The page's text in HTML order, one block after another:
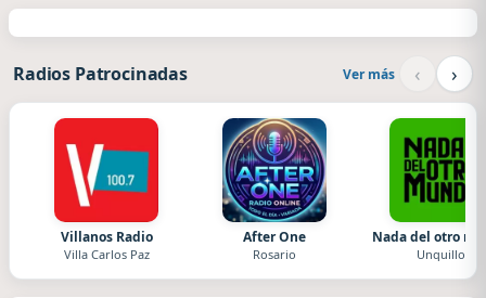
Radios Patrocinadas Ver más ‹ ›
Villanos Radio
Villa Carlos Paz
After One
Rosario
Nada del otro
Unquillo